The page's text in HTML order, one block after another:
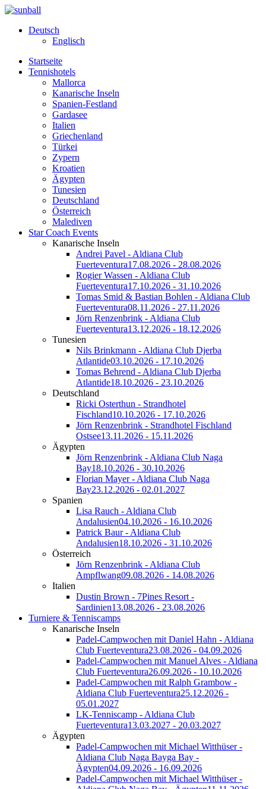
Deutsch
Englisch
Startseite
Tennishotels
Mallorca
Kanarische Inseln
Spanien-Festland
Gardasee
Italien
Griechenland
Türkei
Zypern
Kroatien
Ägypten
Tunesien
Deutschland
Österreich
Malediven
Star Coach Events
Kanarische Inseln
Andrei Pavel - Aldiana Club
Fuerteventura17.08.2026 - 28.08.2026
Rogier Wassen - Aldiana Club
Fuerteventura17.10.2026 - 31.10.2026
Tomas Smid & Bastian Bohlen - Aldiana Club
Fuerteventura08.11.2026 - 27.11.2026
Jörn Renzenbrink - Aldiana Club
Fuerteventura13.12.2026 - 18.12.2026
Tunesien
Nils Brinkmann - Aldiana Club Djerba
Atlantide03.10.2026 - 17.10.2026
Tomas Behrend - Aldiana Club Djerba
Atlantide18.10.2026 - 23.10.2026
Deutschland
Ricki Osterthun - Strandhotel
Fischland10.10.2026 - 17.10.2026
Jörn Renzenbrink - Strandhotel Fischland
Ostsee13.11.2026 - 15.11.2026
Ägypten
Jörn Renzenbrink - Aldiana Club Naga
Bay18.10.2026 - 30.10.2026
Florian Mayer - Aldiana Club Naga
Bay23.12.2026 - 02.01.2027
Spanien
Lisa Rauch - Aldiana Club
Andalusien04.10.2026 - 16.10.2026
Patrick Baur - Aldiana Club
Andalusien18.10.2026 - 31.10.2026
Österreich
Jörn Renzenbrink - Aldiana Club
Ampflwang09.08.2026 - 14.08.2026
Italien
Dustin Brown - 7Pines Resort -
Sardinien13.08.2026 - 23.08.2026
Turniere & Tenniscamps
Kanarische Inseln
Padel-Campwochen mit Daniel Hahn - Aldiana
Club Fuerteventura23.08.2026 - 04.09.2026
Padel-Campwochen mit Manuel Alves - Aldiana
Club Fuerteventura26.09.2026 - 10.10.2026
Padel-Campwochen mit Ralph Grambow -
Aldiana Club Fuerteventura25.12.2026 -
05.01.2027
LK-Tenniscamp - Aldiana Club
Fuerteventura13.03.2027 - 20.03.2027
Ägypten
Padel-Campwochen mit Michael Witthüser -
Aldiana Club Naga Bayga Bay -
Ägypten04.09.2026 - 16.09.2026
Padel-Campwochen mit Michael Witthüser -